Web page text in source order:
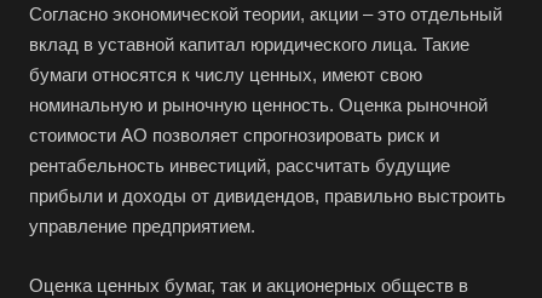
Согласно экономической теории, акции – это отдельный
вклад в уставной капитал юридического лица. Такие
бумаги относятся к числу ценных, имеют свою
номинальную и рыночную ценность. Оценка рыночной
стоимости АО позволяет спрогнозировать риск и
рентабельность инвестиций, рассчитать будущие
прибыли и доходы от дивидендов, правильно выстроить
управление предприятием.
Оценка ценных бумаг, так и акционерных обществ в